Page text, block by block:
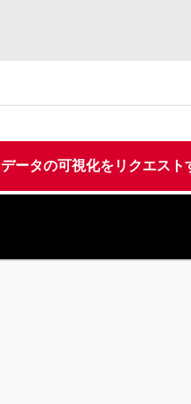
データの可視化をリクエスト